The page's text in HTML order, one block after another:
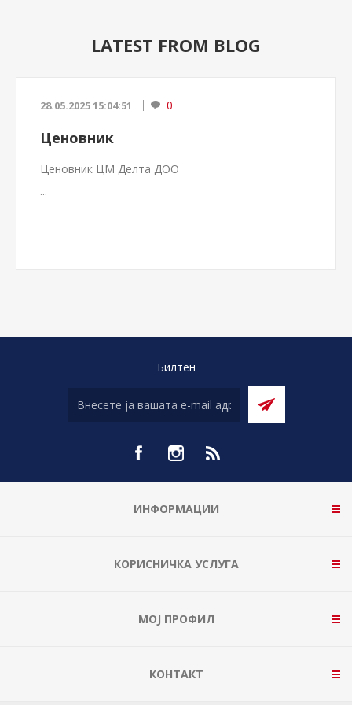
LATEST FROM BLOG
28.05.2025 15:04:51 0
Ценовник
Ценовник ЦМ Делта ДОО
...
Билтен
ИНФОРМАЦИИ
КОРИСНИЧКА УСЛУГА
МОЈ ПРОФИЛ
КОНТАКТ